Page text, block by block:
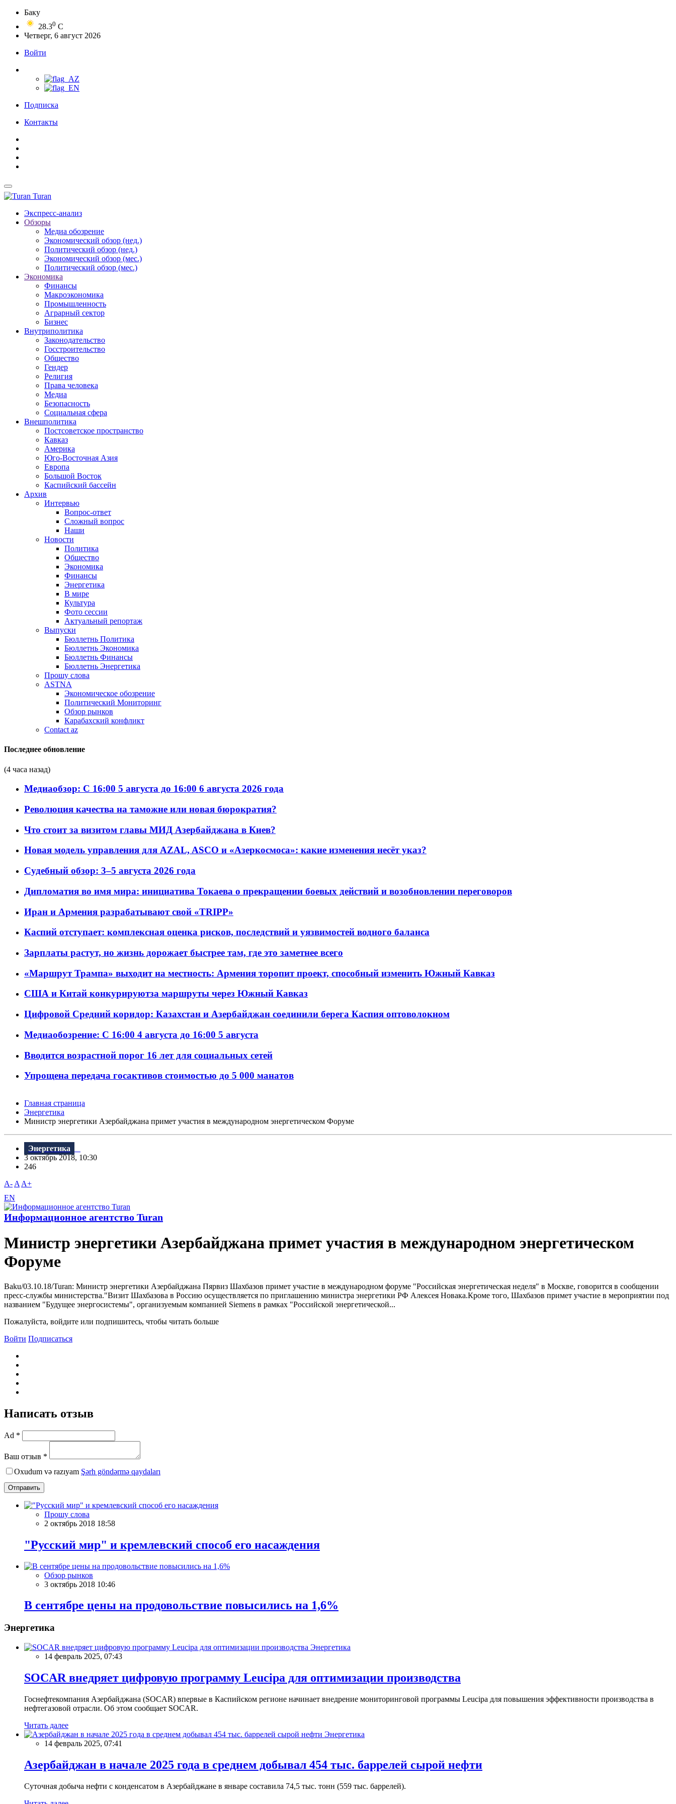
Баку
28.30 C
Четверг, 6 август 2026
Войти
Подписка
Контакты
Turan
Экспресс-анализ
Обзоры
Медиа обозрение
Экономический обзор (нед.)
Политический обзор (нед.)
Экономический обзор (мес.)
Политический обзор (мес.)
Экономика
Финансы
Макроэкономика
Промышленность
Аграрный сектор
Бизнес
Внутриполитика
Законодательство
Госстроительство
Общество
Гендер
Религия
Права человека
Медиа
Безопасность
Социальная сфера
Внешполитика
Постсоветское пространство
Кавказ
Америка
Юго-Восточная Азия
Европа
Большой Восток
Каспийский бассейн
Архив
Интервью
Вопрос-ответ
Сложный вопрос
Наши
Новости
Политика
Общество
Экономика
Финансы
Энергетика
В мире
Культура
Фото сессии
Актуальный репортаж
Выпуски
Бюллетнь Политика
Бюллетнь Экономика
Бюллетнь Финансы
Бюллетнь Энергетика
Прошу слова
ASTNA
Экономическое обозрение
Политический Мониторинг
Обзор рынков
Карабахский конфликт
Contact az
Последнее обновление
(4 часа назад)
Медиаобзор: С 16:00 5 августа до 16:00 6 августа 2026 года
Революция качества на таможне или новая бюрократия?
Что стоит за визитом главы МИД Азербайджана в Киев?
Новая модель управления для AZAL, ASCO и «Азеркосмоса»: какие изменения несёт указ?
Судебный обзор: 3–5 августа 2026 года
Дипломатия во имя мира: инициатива Токаева о прекращении боевых действий и возобновлении переговоров
Иран и Армения разрабатывают свой «TRIPP»
Каспий отступает: комплексная оценка рисков, последствий и уязвимостей водного баланса
Зарплаты растут, но жизнь дорожает быстрее там, где это заметнее всего
«Маршрут Трампа» выходит на местность: Армения торопит проект, способный изменить Южный Кавказ
США и Китай конкурируютза маршруты через Южный Кавказ
Цифровой Средний коридор: Казахстан и Азербайджан соединили берега Каспия оптоволокном
Медиаобозрение: С 16:00 4 августа до 16:00 5 августа
Вводится возрастной порог 16 лет для социальных сетей
Упрощена передача госактивов стоимостью до 5 000 манатов
Главная страница
Энергетика
Министр энергетики Азербайджана примет участия в международном энергетическом Форуме
Энергетика
3 октябрь 2018, 10:30
246
A- A A+
EN
Информационное агентство Turan
Министр энергетики Азербайджана примет участия в международном энергетическом
Форуме
Baku/03.10.18/Turan: Министр энергетики Азербайджана Пярвиз Шахбазов примет участие в международном форуме "Российская энергетическая неделя" в Москве, говорится в сообщении
пресс-службы министерства."Bизит Шахбазова в Россию осуществляется по приглашению министра энергетики РФ Алексея Новака.Кроме того, Шахбазов примет участие в мероприятии под
названием "Будущее энергосистемы", организуемым компанией Siemens в рамках "Российской энергетической...
Пожалуйста, войдите или подпишитесь, чтобы читать больше
Войти Подписаться
Написать отзыв
Ad *
Ваш отзыв *
Oxudum və razıyam Şərh göndərmə qaydaları
Отправить
Прошу слова
2 октябрь 2018 18:58
"Русский мир" и кремлевский способ его насаждения
Обзор рынков
3 октябрь 2018 10:46
В сентябре цены на продовольствие повысились на 1,6%
Энергетика
Энергетика
14 февраль 2025, 07:43
SOCAR внедряет цифровую программу Leucipa для оптимизации производства
Госнефтекомпания Азербайджана (SOCAR) впервые в Каспийском регионе начинает внедрение мониторинговой программы Leucipa для повышения эффективности производства в
нефтегазовой отрасли. Об этом сообщает SOCAR.
Читать далее
Энергетика
14 февраль 2025, 07:41
Азербайджан в начале 2025 года в среднем добывал 454 тыс. баррелей сырой нефти
Суточная добыча нефти с конденсатом в Азербайджане в январе составила 74,5 тыс. тонн (559 тыс. баррелей).